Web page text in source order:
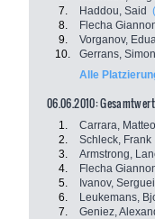
7.
Haddou, Said
8.
Flecha
9.
Vorganov,
10.
Gerrans, Simon
Alle
06.06.2010:
1. Carrara, Matteo
2.
Schleck, Frank
3.
Armstrong,
4.
Flecha
5.
Ivanov, Serguei
6.
Leukemans,
7.
Geniez,